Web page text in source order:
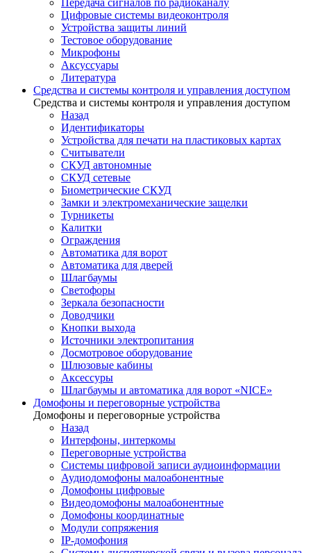
Передача сигналов по радиоканалу
Цифровые системы видеоконтроля
Устройства защиты линий
Тестовое оборудование
Микрофоны
Аксуссуары
Литература
Средства и системы контроля и управления доступом
Средства и системы контроля и управления доступом
Назад
Идентификаторы
Устройства для печати на пластиковых картах
Считыватели
СКУД автономные
СКУД сетевые
Биометрические СКУД
Замки и электромеханические защелки
Турникеты
Калитки
Ограждения
Автоматика для ворот
Автоматика для дверей
Шлагбаумы
Светофоры
Зеркала безопасности
Доводчики
Кнопки выхода
Источники электропитания
Досмотровое оборудование
Шлюзовые кабины
Аксессуры
Шлагбаумы и автоматика для ворот «NICE»
Домофоны и переговорные устройства
Домофоны и переговорные устройства
Назад
Интерфоны, интеркомы
Переговорные устройства
Системы цифровой записи аудиоинформации
Аудиодомофоны малоабонентные
Домофоны цифровые
Видеодомофоны малоабонентные
Домофоны координатные
Модули сопряжения
IP-домофония